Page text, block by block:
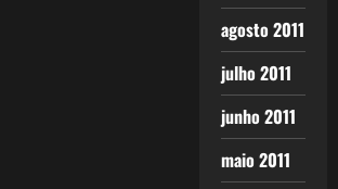
agosto 2011
julho 2011
junho 2011
maio 2011